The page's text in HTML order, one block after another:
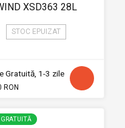
XSD363 28L
STOC EPUIZAT
Gratuită, 1-3 zile
RON